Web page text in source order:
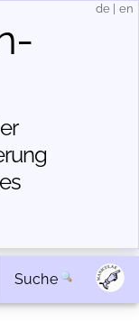
de en
Suche